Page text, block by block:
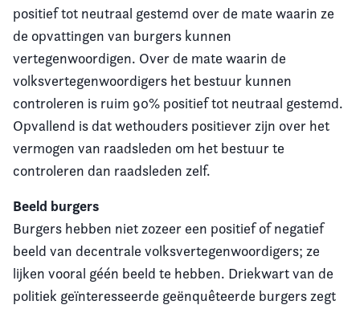
positief tot neutraal gestemd over de mate waarin ze
de opvattingen van burgers kunnen
vertegenwoordigen. Over de mate waarin de
volksvertegenwoordigers het bestuur kunnen
controleren is ruim 90% positief tot neutraal gestemd.
Opvallend is dat wethouders positiever zijn over het
vermogen van raadsleden om het bestuur te
controleren dan raadsleden zelf.
Beeld burgers
Burgers hebben niet zozeer een positief of negatief
beeld van decentrale volksvertegenwoordigers; ze
lijken vooral géén beeld te hebben. Driekwart van de
politiek geïnteresseerde geënquêteerde burgers zegt